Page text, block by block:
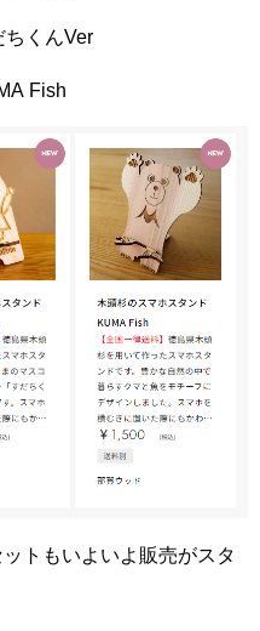
ちくんVer
Fish
トもいよいよ販売がスタ